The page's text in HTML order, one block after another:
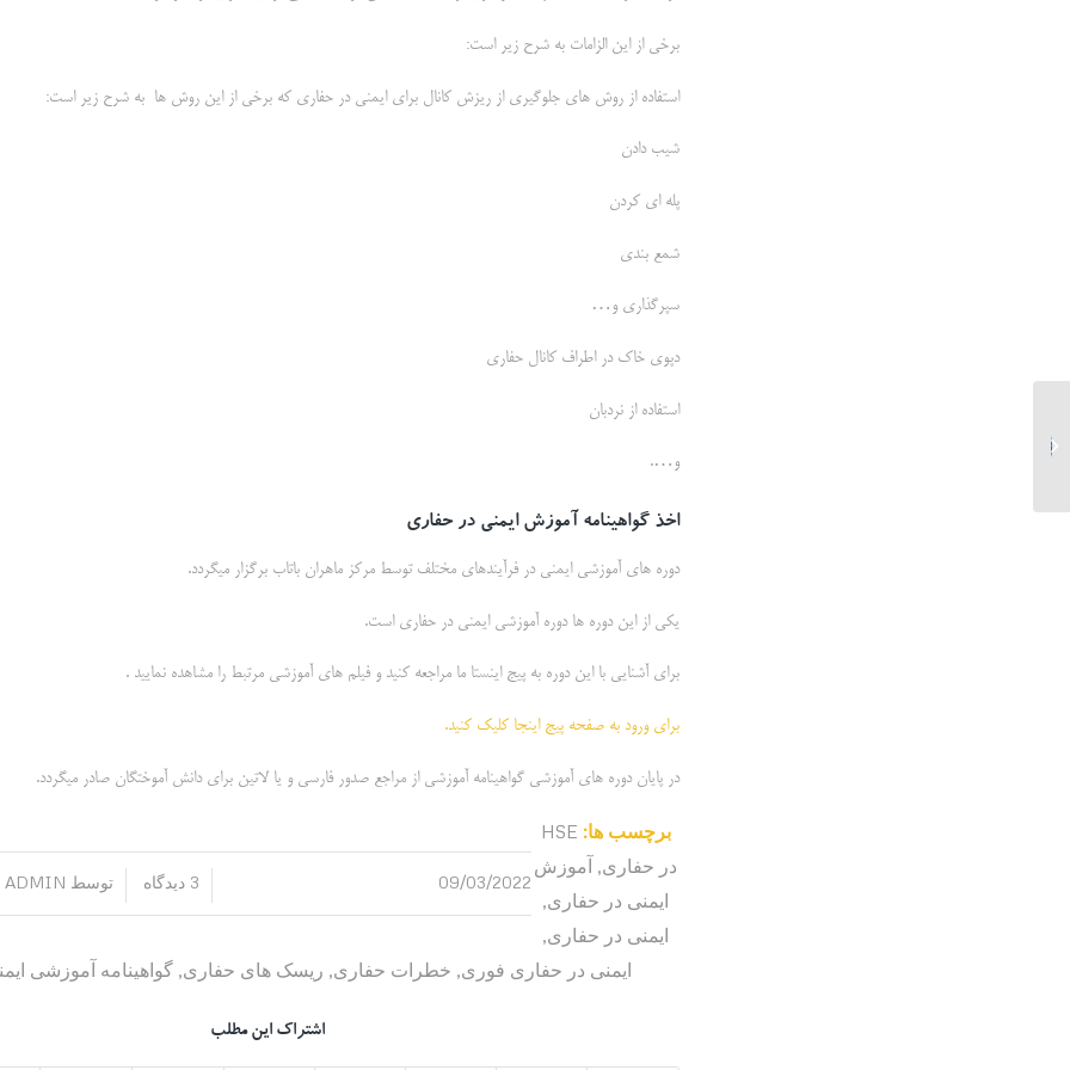
برخی از این الزامات به شرح زیر است:
استفاده از روش های جلوگیری از ریزش کانال برای ایمنی در حفاری که برخی از این روش ها به شرح زیر است:
شیب دادن
پله ای کردن
شمع بندی
سپرگذاری و…
دپوی خاک در اطراف کانال حفاری
استفاده از نردبان
و….
اخذ گواهینامه آموزش ایمنی در حفاری
دوره های آموزشی ایمنی در فرآیندهای مختلف توسط مرکز ماهران باتاب برگزار میگردد.
یکی از این دوره ها دوره آموزشی ایمنی در حفاری است.
برای آشنایی با این دوره به پیج اینستا ما مراجعه کنید و فیلم های آموزشی مرتبط را مشاهده نمایید .
برای ورود به صفحه پیج اینجا کلیک کنید.
در پایان دوره های آموزشی گواهینامه آموزشی از مراجع صدور فارسی و یا لاتین برای دانش آموختگان صادر میگردد.
09/03/2022 3 دیدگاه توسط ADMIN
برچسب ها: HSE
در حفاری, آموزش
ایمنی در حفاری,
ایمنی در حفاری,
ایمنی در حفاری فوری, خطرات حفاری, ریسک های حفاری, گواهینامه آموزشی
اشتراک این مطلب